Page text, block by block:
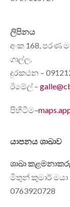
ලිපිනය
අංක 168, පරණ
ගාල්ල.
දුරකථන –
ඊමේල් –
පිහිටීම–
යාපනය ශාඛාව
ශාඛා කළමනාකරු
මිතුන් කුමාර් මයා
0763920728